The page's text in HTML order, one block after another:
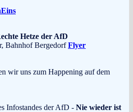
Hetze der AfD
Bahnhof BergedorfFlyer
wir uns zum Happening auf dem
Infostandes der AfD - Nie wieder ist